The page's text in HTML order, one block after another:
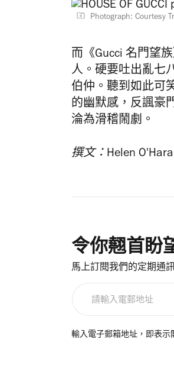
Photograph: Courtesy
而《Gucci 名門望
人。硬要吐出亂七
伯仲。聽到如此可
的幽默感，反諷豪
淪為滑稽鬧劇。
撰文：Helen O'Hara
令你翹首盼
馬上訂閱我們的定期通
電
輸入電子郵箱地址，即表示